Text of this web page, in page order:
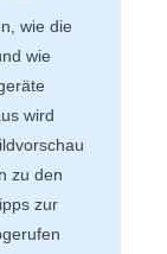
wie die
wie
wird
zu den
zur